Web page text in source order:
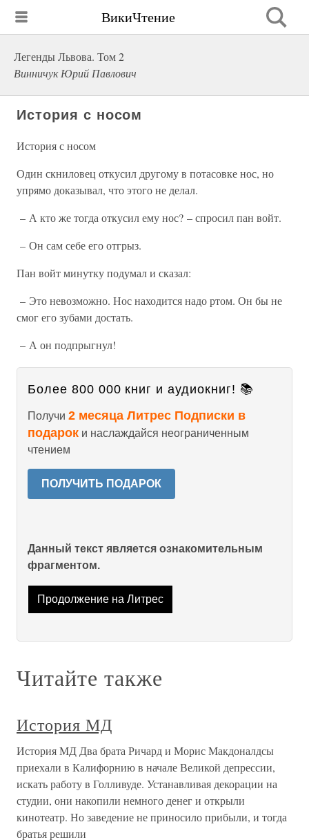
ВикиЧтение
Легенды Львова. Том 2
Винничук Юрий Павлович
История с носом
История с носом
Один скниловец откусил другому в потасовке нос, но
упрямо доказывал, что этого не делал.
– А кто же тогда откусил ему нос? – спросил пан войт.
– Он сам себе его отгрыз.
Пан войт минутку подумал и сказал:
– Это невозможно. Нос находится надо ртом. Он бы не
смог его зубами достать.
– А он подпрыгнул!
Более 800 000 книг и аудиокниг! 📚
Получи 2 месяца Литрес Подписки в
подарок и наслаждайся неограниченным
чтением
ПОЛУЧИТЬ ПОДАРОК
Данный текст является ознакомительным
фрагментом.
Продолжение на Литрес
Читайте также
История МД
История МД Два брата Ричард и Морис Макдоналдсы
приехали в Калифорнию в начале Великой депрессии,
искать работу в Голливуде. Устанавливая декорации на
студии, они накопили немного денег и открыли
кинотеатр. Но заведение не приносило прибыли, и тогда
братья решили